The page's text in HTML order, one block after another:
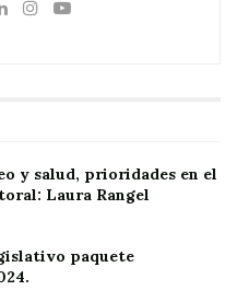
Oro, San Pedro
y salud, prioridades en el
Laura Rangel
paquete